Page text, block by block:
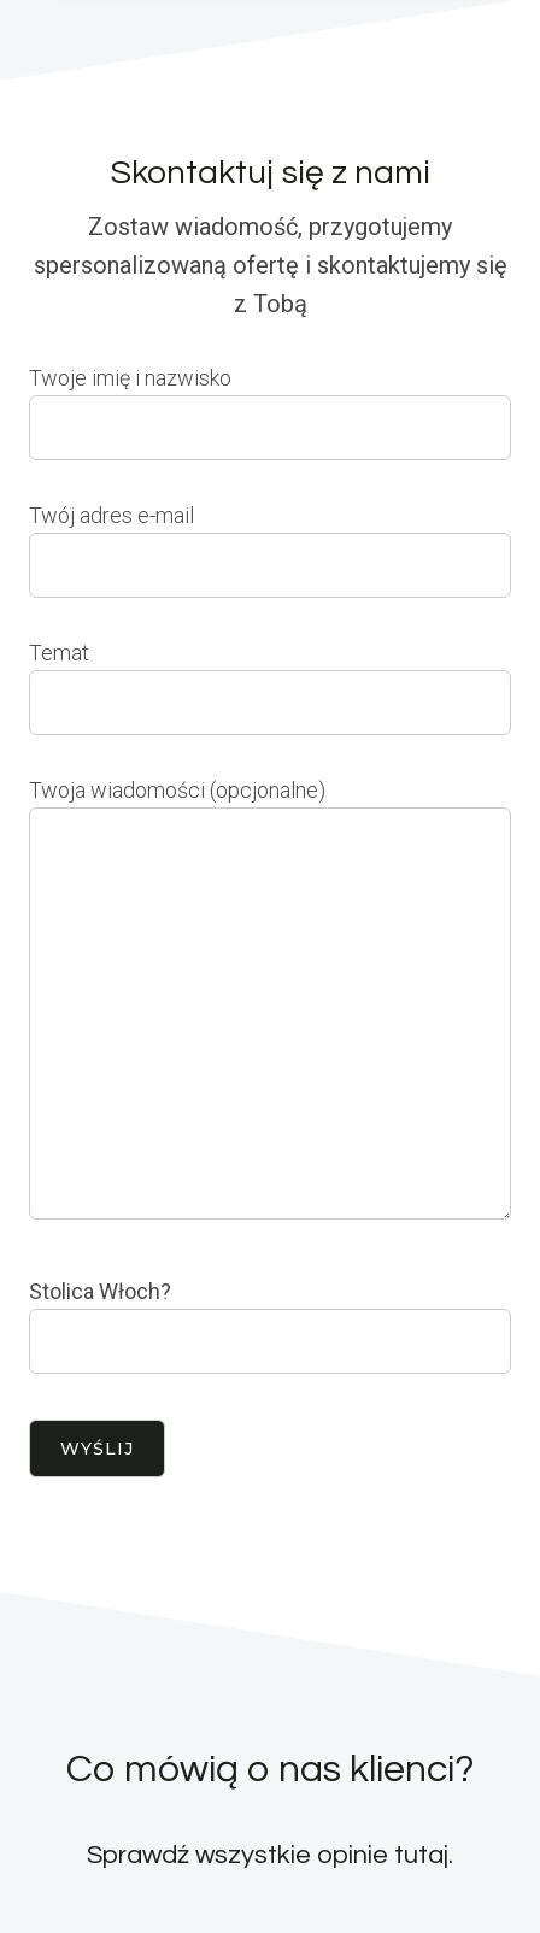
Skontaktuj się z nami
Zostaw wiadomość, przygotujemy
spersonalizowaną ofertę i skontaktujemy się
z Tobą
Twoje imię i nazwisko
Twój adres e-mail
Temat
Twoja wiadomości (opcjonalne)
Stolica Włoch?
Co mówią o nas klienci?
Sprawdź wszystkie opinie tutaj.